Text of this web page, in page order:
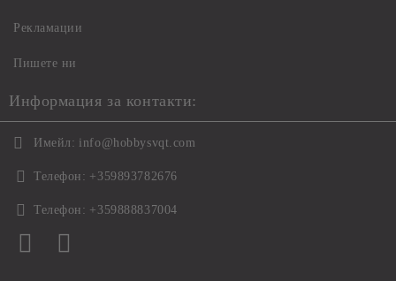
Рекламации
Пишете ни
Информация за контакти:
Имейл: info@hobbysvqt.com
Телефон: +359893782676
Телефон: +359888837004